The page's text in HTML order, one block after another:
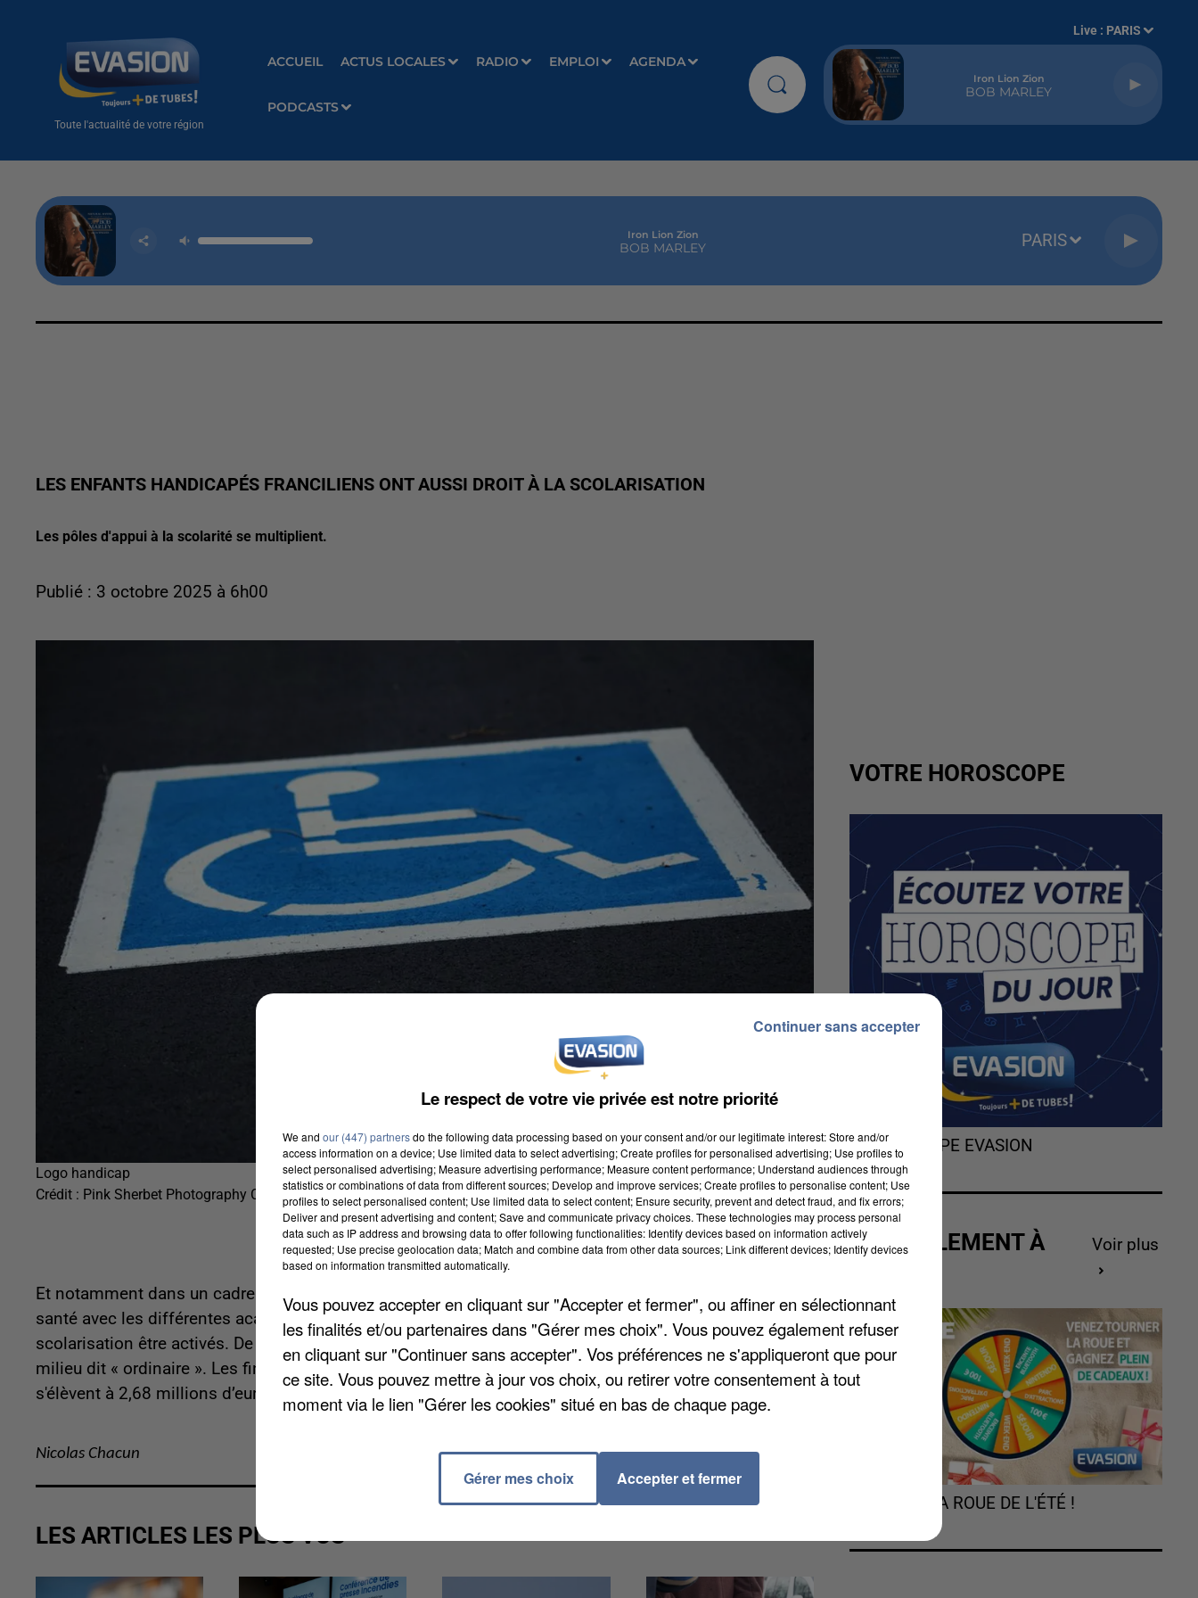
Toute l'actualité de votre région
ACCUEIL ACTUS LOCALES RADIO EMPLOI AGENDA
PODCASTS
Live : PARIS
Iron Lion Zion
BOB MARLEY
Iron Lion Zion
BOB MARLEY PARIS
LES ENFANTS HANDICAPÉS FRANCILIENS ONT AUSSI DROIT À LA SCOLARISATION
Les pôles d'appui à la scolarité se multiplient.
Publié : 3 octobre 2025 à 6h00
Logo handicap
Crédit : Pink Sherbet Photography CC BY
Et notamment dans un cadre ordinaire. C'est une des missions menées par l'agence régionale de
santé avec les différentes académies de la région. Cette rentrée voit 15 nouveaux dispositifs de
scolarisation être activés. De quoi permettre à 130 enfants handicapés supplémentaires d'intégrer un
milieu dit « ordinaire ». Les financements de l’ARS Île-de-France pour ces nouveaux dispositifs
s'élèvent à 2,68 millions d’euros.
Nicolas Chacun
LES ARTICLES LES PLUS VUS
VOTRE HOROSCOPE
L'HOROSCOPE EVASION
ACTUELLEMENT À
Voir plus
TOURNEZ LA ROUE DE L'ÉTÉ !
Le respect de votre vie privée est notre priorité
We and our (447) partnersdo the following data processing based on your consent and/or our legitimate interest: Store and/or
access information on a device; Use limited data to select advertising; Create profiles for personalised advertising; Use profiles to
select personalised advertising; Measure advertising performance; Measure content performance; Understand audiences through
statistics or combinations of data from different sources; Develop and improve services; Create profiles to personalise content; Use
profiles to select personalised content; Use limited data to select content; Ensure security, prevent and detect fraud, and fix errors;
Deliver and present advertising and content; Save and communicate privacy choices. These technologies may process personal
data such as IP address and browsing data to offer following functionalities: Identify devices based on information actively
requested; Use precise geolocation data; Match and combine data from other data sources; Link different devices; Identify devices
based on information transmitted automatically.
Vous pouvez accepter en cliquant sur "Accepter et fermer", ou affiner en sélectionnant
les finalités et/ou partenaires dans "Gérer mes choix". Vous pouvez également refuser
en cliquant sur "Continuer sans accepter". Vos préférences ne s'appliqueront que pour
ce site. Vous pouvez mettre à jour vos choix, ou retirer votre consentement à tout
moment via le lien "Gérer les cookies" situé en bas de chaque page.
Gérer mes choix Accepter et fermer
Continuer sans accepter